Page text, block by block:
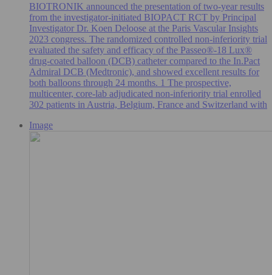
BIOTRONIK announced the presentation of two-year results
from the investigator-initiated BIOPACT RCT by Principal
Investigator Dr. Koen Deloose at the Paris Vascular Insights
2023 congress. The randomized controlled non-inferiority trial
evaluated the safety and efficacy of the Passeo®-18 Lux®
drug-coated balloon (DCB) catheter compared to the In.Pact
Admiral DCB (Medtronic), and showed excellent results for
both balloons through 24 months. 1 The prospective,
multicenter, core-lab adjudicated non-inferiority trial enrolled
302 patients in Austria, Belgium, France and Switzerland with
Image